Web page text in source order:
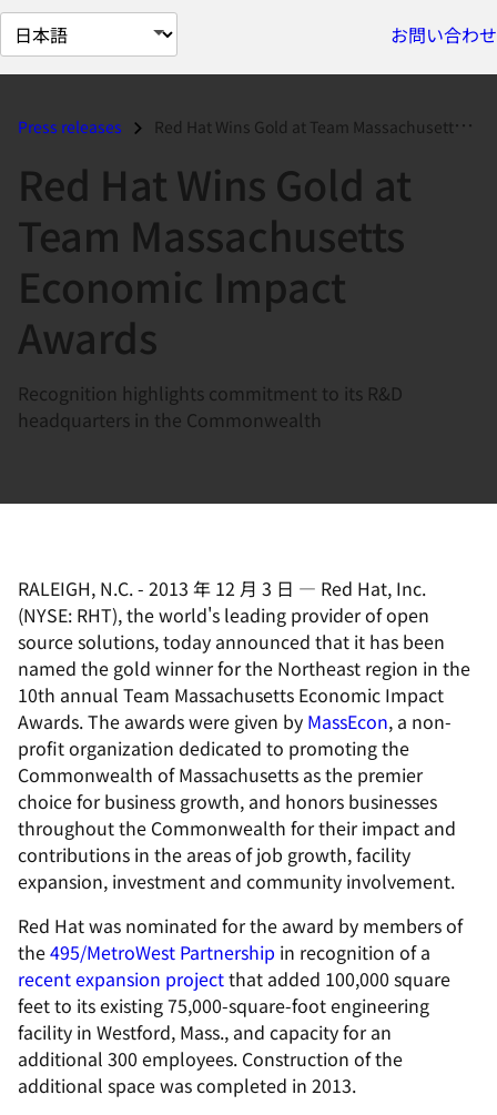
ペ
ー
の
選
く
お問い合わせ
Press releases Red Hat Wins Gold at Team Massachusetts Economic Impact Awards...
Red Hat Wins Gold at
Team Massachusetts
Economic Impact
Awards
Recognition highlights commitment to its R&D
headquarters in the Commonwealth
RALEIGH, N.C.- 2013 年 12 月 3 日 — Red Hat, Inc.
(NYSE: RHT), the world's leading provider of open
source solutions, today announced that it has been
named the gold winner for the Northeast region in the
10th annual Team Massachusetts Economic Impact
Awards. The awards were given by MassEcon, a non-
profit organization dedicated to promoting the
Commonwealth of Massachusetts as the premier
choice for business growth, and honors businesses
throughout the Commonwealth for their impact and
contributions in the areas of job growth, facility
expansion, investment and community involvement.
Red Hat was nominated for the award by members of
the495/MetroWest Partnership in recognition of a
recent expansion projectthat added 100,000 square
feet to its existing 75,000-square-foot engineering
facility in Westford, Mass., and capacity for an
additional 300 employees. Construction of the
additional space was completed in 2013.